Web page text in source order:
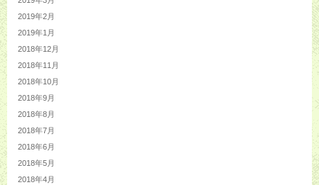
2019年2月
2019年1月
2018年12月
2018年11月
2018年10月
2018年9月
2018年8月
2018年7月
2018年6月
2018年5月
2018年4月